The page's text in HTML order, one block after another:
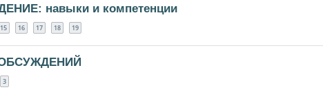
навыки и компетенции
15 16 17 18 19
3